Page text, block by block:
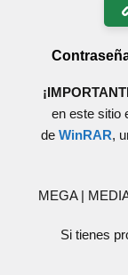
en este sitio
de WinRAR,
MEGA |
Si tienes